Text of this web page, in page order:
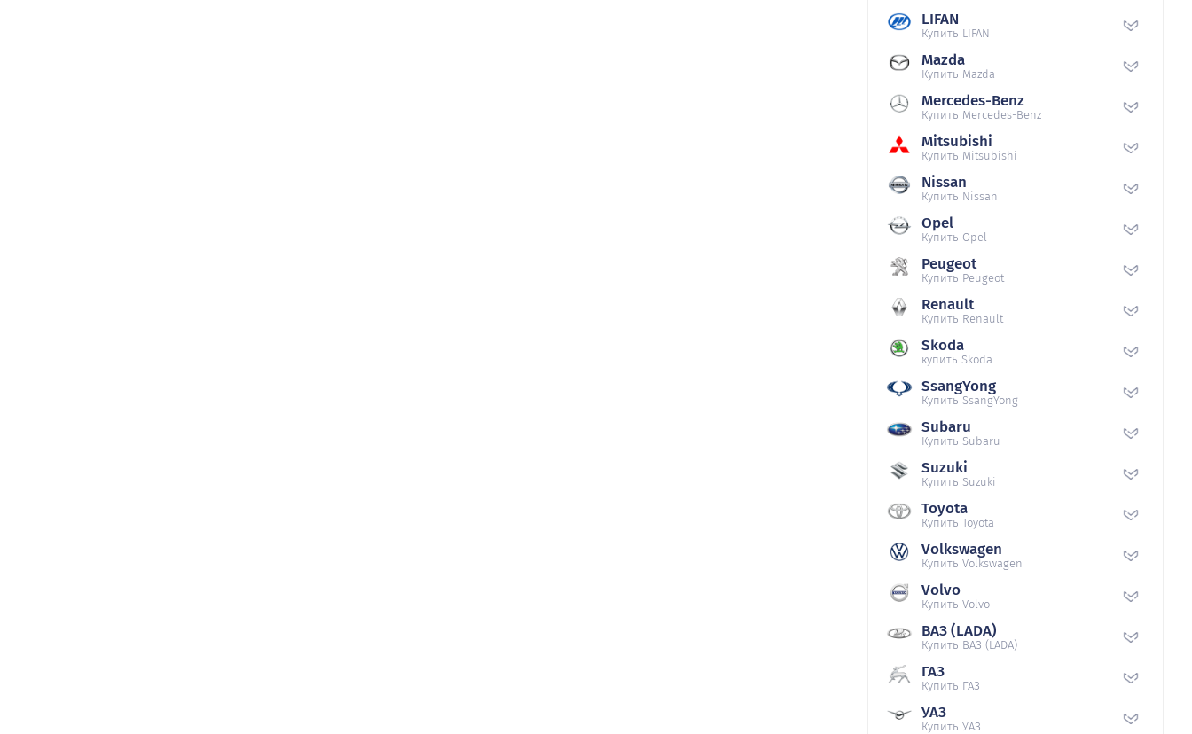
LIFAN
Купить LIFAN
Mazda
Купить Mazda
Mercedes-Benz
Купить Mercedes-Benz
Mitsubishi
Купить Mitsubishi
Nissan
Купить Nissan
Opel
Купить Opel
Peugeot
Купить Peugeot
Renault
Купить Renault
Skoda
купить Skoda
SsangYong
Купить SsangYong
Subaru
Купить Subaru
Suzuki
Купить Suzuki
Toyota
Купить Toyota
Volkswagen
Купить Volkswagen
Volvo
Купить Volvo
ВАЗ (LADA)
Купить ВАЗ (LADA)
ГАЗ
Купить ГАЗ
УАЗ
Купить УАЗ